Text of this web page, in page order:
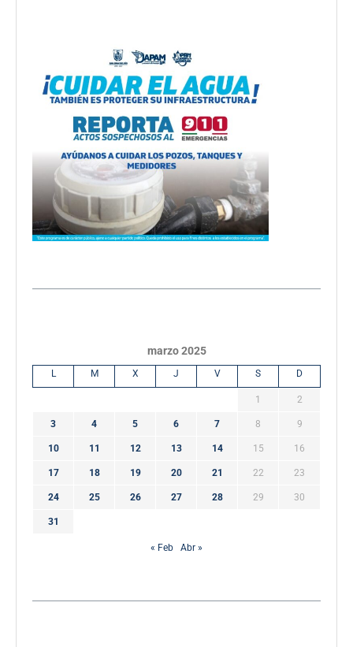
marzo 2025
L M X J V S D
1 2
3 4 5 6 7 8 9
10 11 12 13 14 15 16
17 18 19 20 21 22 23
24 25 26 27 28 29 30
31
« Feb Abr »